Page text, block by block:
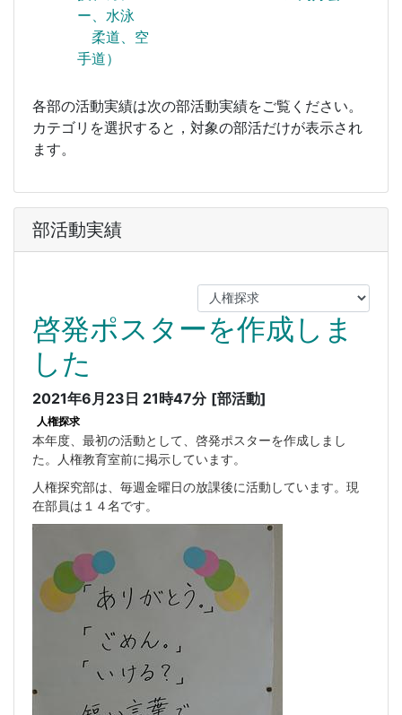
ー、水泳
柔道、空
手道）
各部の活動実績は次の部活動実績をご覧ください。
カテゴリを選択すると，対象の部活だけが表示され
ます。
部活動実績
啓発ポスターを作成しま
した
2021年6月23日 21時47分 [部活動]
人権探求
本年度、最初の活動として、啓発ポスターを作成しまし
た。人権教育室前に掲示しています。
人権探究部は、毎週金曜日の放課後に活動しています。現
在部員は１４名です。